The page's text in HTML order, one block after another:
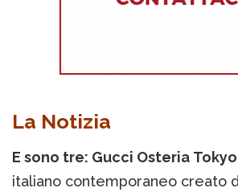
La Notizia
E sono tre: Gucci Osteria Tokyo
italiano contemporaneo creato